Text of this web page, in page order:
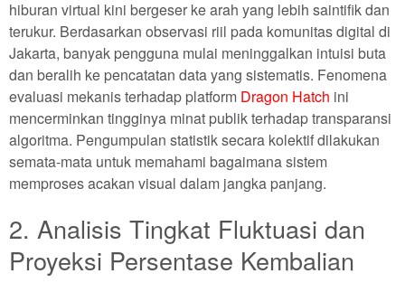
hiburan virtual kini bergeser ke arah yang lebih saintifik dan
terukur. Berdasarkan observasi riil pada komunitas digital di
Jakarta, banyak pengguna mulai meninggalkan intuisi buta
dan beralih ke pencatatan data yang sistematis. Fenomena
evaluasi mekanis terhadap platform Dragon Hatch ini
mencerminkan tingginya minat publik terhadap transparansi
algoritma. Pengumpulan statistik secara kolektif dilakukan
semata-mata untuk memahami bagaimana sistem
memproses acakan visual dalam jangka panjang.
2. Analisis Tingkat Fluktuasi dan
Proyeksi Persentase Kembalian